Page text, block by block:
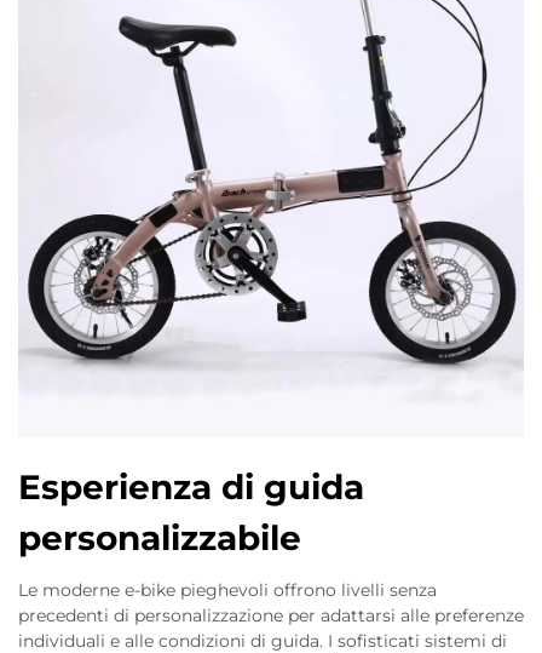
Esperienza di guida
personalizzabile
Le moderne e-bike pieghevoli offrono livelli senza
precedenti di personalizzazione per adattarsi alle preferenze
individuali e alle condizioni di guida. I sofisticati sistemi di